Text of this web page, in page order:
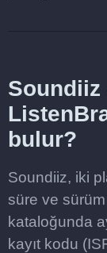
Soundiiz
bulur?
Soundiiz, iki
süre ve
kataloğunda
kayıt kodu